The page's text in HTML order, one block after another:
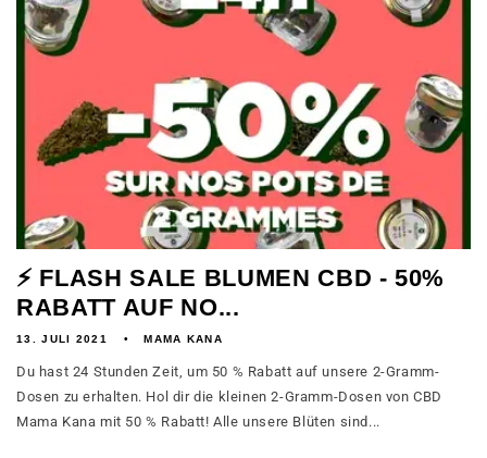
⚡ FLASH SALE BLUMEN CBD - 50%
RABATT AUF NO...
13. JULI 2021 MAMA KANA
Du hast 24 Stunden Zeit, um 50 % Rabatt auf unsere 2-Gramm-
Dosen zu erhalten. Hol dir die kleinen 2-Gramm-Dosen von CBD
Mama Kana mit 50 % Rabatt! Alle unsere Blüten sind...